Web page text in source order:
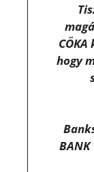
hogy
BANK